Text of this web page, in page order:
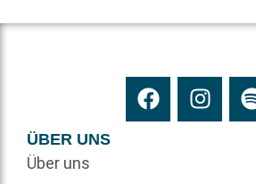
ÜBER UNS
Über uns